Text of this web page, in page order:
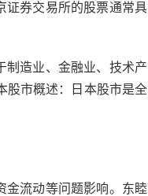
证券交易所的股票通常具
制造业、金融业、技术产
股市概述：日本股市是全
金流动等问题影响。东睦